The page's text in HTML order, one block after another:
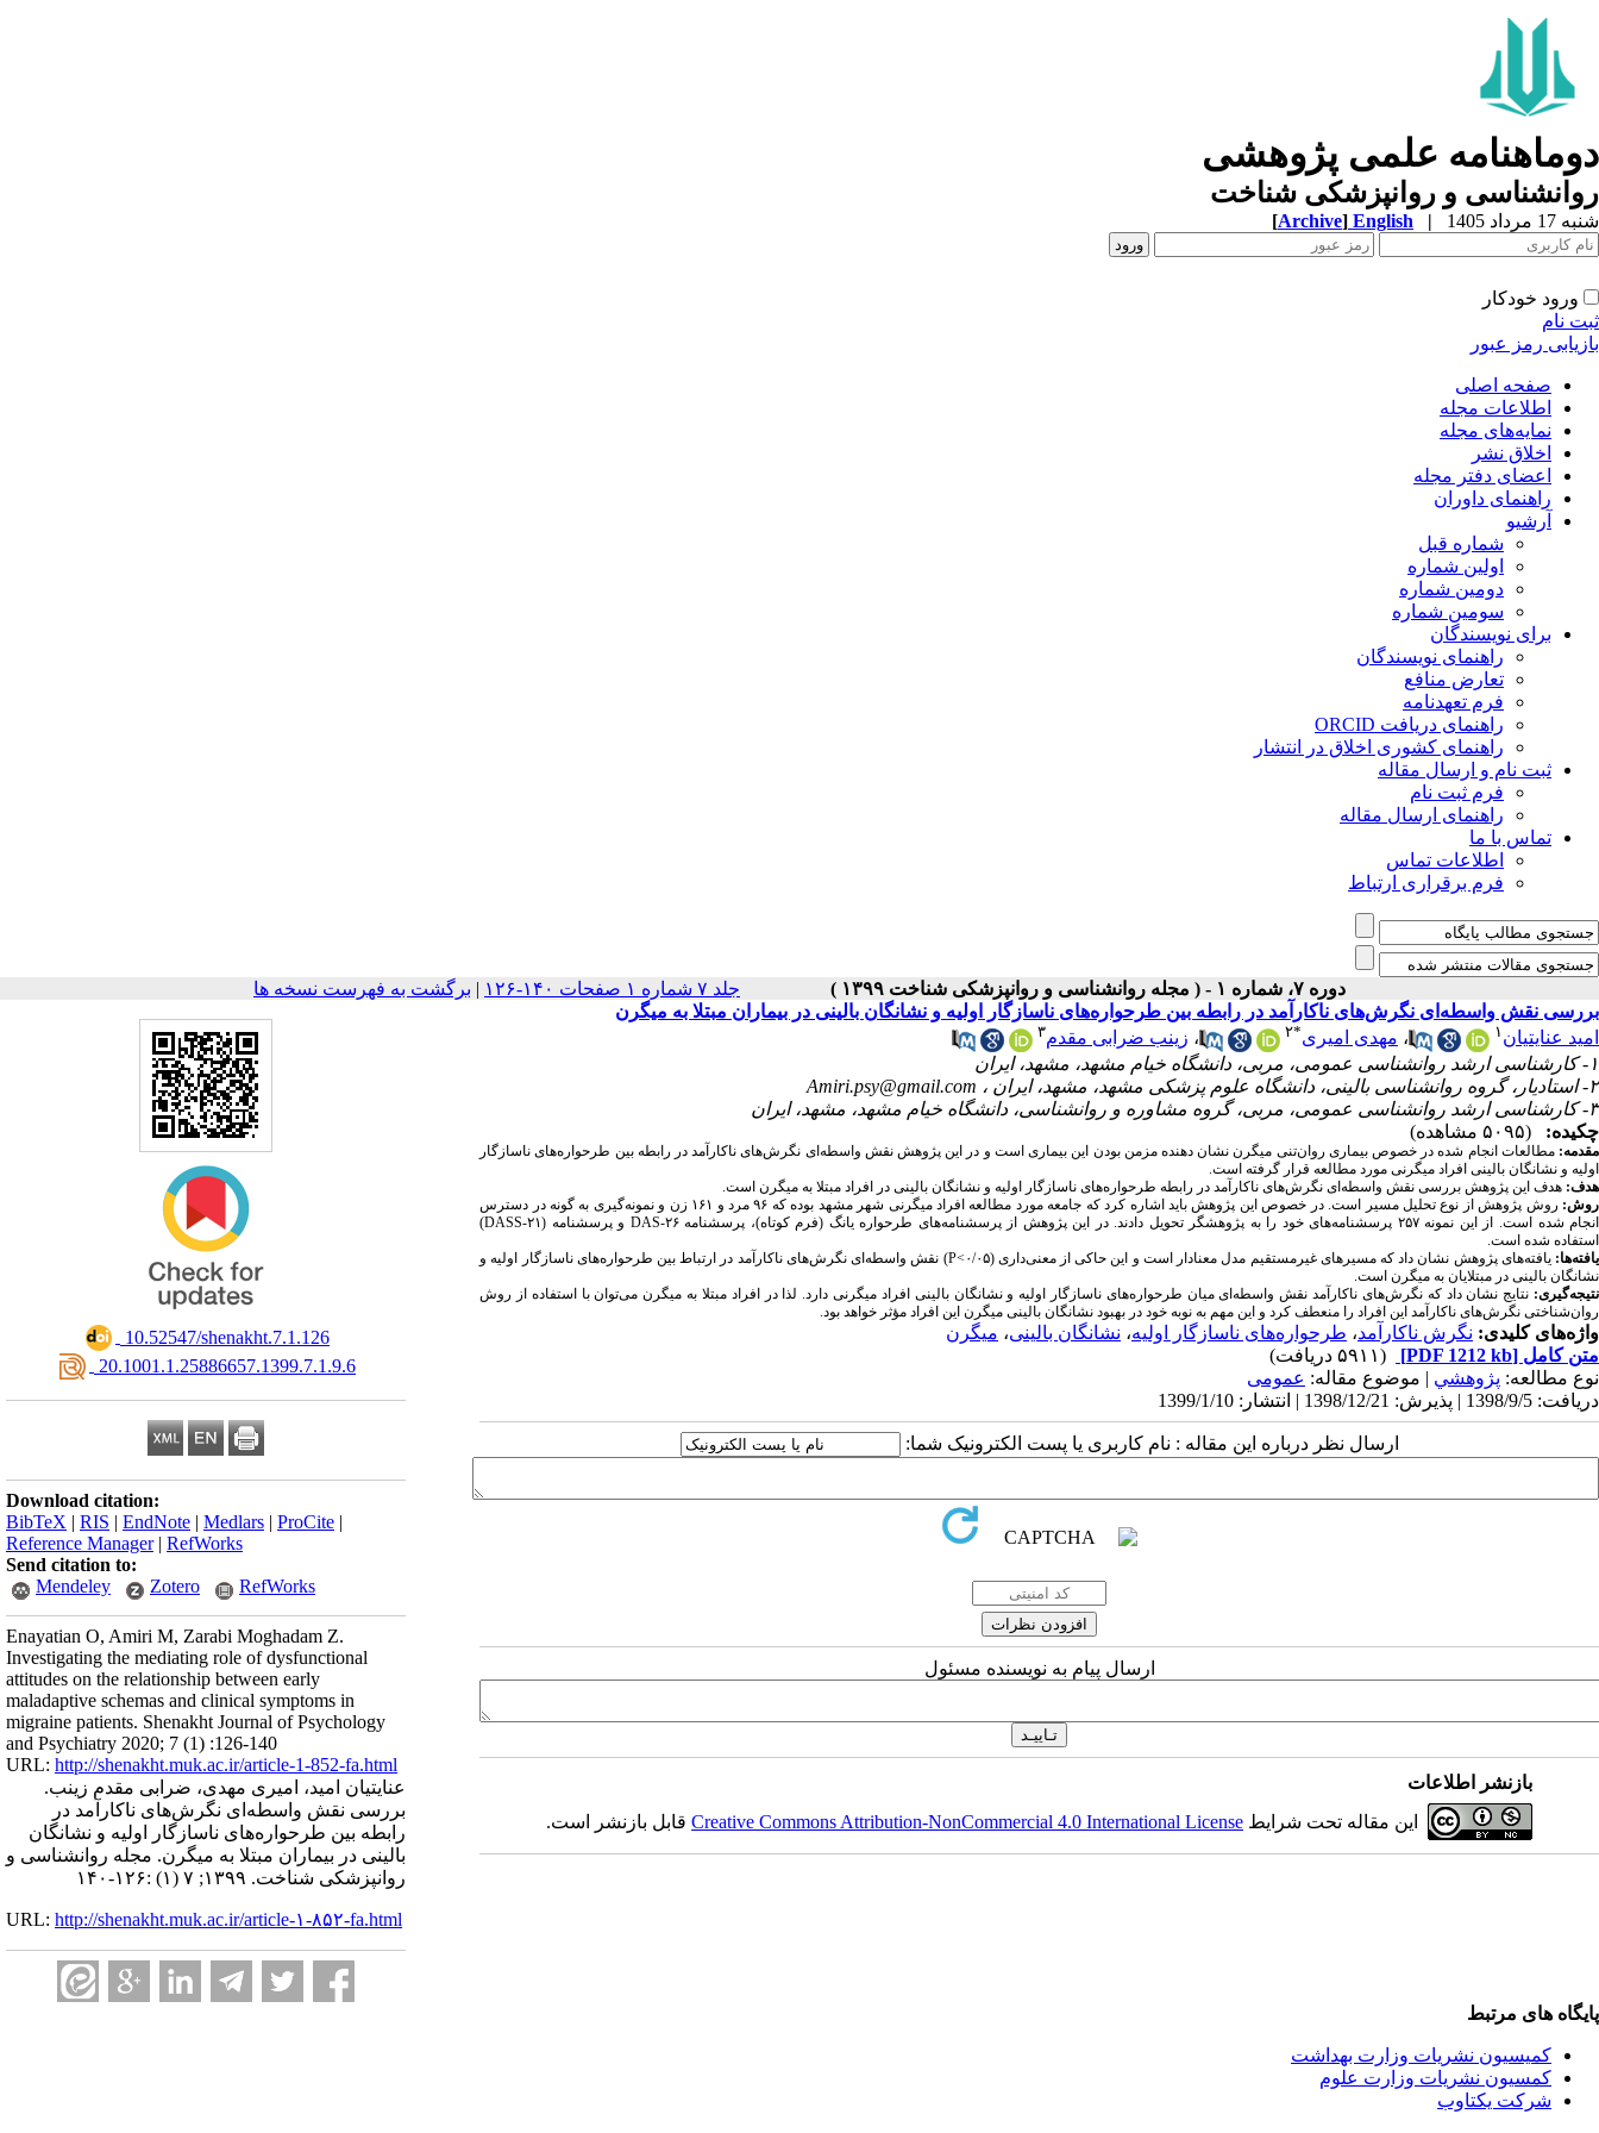
دوماهنامه علمی پژوهشی
روانشناسی و روانپزشکی شناخت
شنبه 17 مرداد 1405 |
English
[Archive]
ورود خودکار
ثبت نام
بازیابی رمز عبور
صفحه اصلی
اطلاعات مجله
نمایه‌های مجله
اخلاق نشر
اعضای دفتر مجله
راهنمای داوران
آرشیو
شماره قبل
اولین شماره
دومین شماره
سومین شماره
برای نویسندگان
راهنمای نویسندگان
تعارض منافع
فرم تعهدنامه
راهنمای دریافت ORCID
راهنمای کشوری اخلاق در انتشار
ثبت نام و ارسال مقاله
فرم ثبت نام
راهنمای ارسال مقاله
تماس با ما
اطلاعات تماس
فرم برقراری ارتباط
دوره ۷، شماره ۱ - ( مجله روانشناسی و روانپزشکی شناخت ۱۳۹۹ ) جلد ۷ شماره ۱ صفحات ۱۴۰-۱۲۶ | برگشت به فهرست نسخه ها
‎ 10.52547/shenakht.7.1.126
‎ 20.1001.1.25886657.1399.7.1.9.6
Download citation:
BibTeX | RIS | EndNote | Medlars | ProCite |
Reference Manager| RefWorks
Send citation to:
Mendeley
Zotero RefWorks
Enayatian O, Amiri M, Zarabi Moghadam Z.
Investigating the mediating role of dysfunctional
attitudes on the relationship between early
maladaptive schemas and clinical symptoms in
migraine patients. Shenakht Journal of Psychology
and Psychiatry 2020; 7 (1) :126-140
URL: http://shenakht.muk.ac.ir/article-1-852-fa.html
عنایتیان امید، امیری مهدی، ضرابی مقدم زینب.
بررسی نقش واسطه‌ای نگرش‌های ناکارآمد در
رابطه بین طرحواره‌های ناسازگار اولیه و نشانگان
بالینی در بیماران مبتلا به میگرن. مجله روانشناسی و
روانپزشکی شناخت. ۱۳۹۹; ۷ (۱) :۱۲۶-۱۴۰
URL: http://shenakht.muk.ac.ir/article-۱-۸۵۲-fa.html
بررسی نقش واسطه‌ای نگرش‌های ناکارآمد در رابطه بین طرحواره‌های ناسازگار اولیه و نشانگان بالینی در بیماران مبتلا به میگرن
امید عنایتیان ۱ ، مهدی امیری*۲ ، زینب ضرابی مقدم۳
۱- کارشناسی ارشد روانشناسی عمومی، مربی، دانشگاه خیام مشهد، مشهد، ایران
۲- استادیار، گروه روانشناسی بالینی، دانشگاه علوم پزشکی مشهد، مشهد، ایران ،
Amiri.psy@gmail.com
۳- کارشناسی ارشد روانشناسی عمومی، مربی، گروه مشاوره و روانشناسی، دانشگاه خیام مشهد، مشهد، ایران
چکیده:
(۵۰۹۵ مشاهده)
مقدمه: مطالعات انجام شده در خصوص بیماری روان‌تنی میگرن نشان دهنده مزمن بودن این بیماری است و در این پژوهش نقش واسطه‌ای نگرش‌های ناکارآمد در رابطه بین طرحواره‌های ناسازگار
اولیه و نشانگان بالینی افراد میگرنی مورد مطالعه قرار گرفته است.
هدف: هدف این پژوهش بررسی نقش واسطه‌ای نگرش‌های ناکارآمد در رابطه طرحواره‌های ناسازگار اولیه و نشانگان بالینی در افراد مبتلا به میگرن است.
روش: روش پژوهش از نوع تحلیل مسیر است.
در خصوص این پژوهش باید اشاره کرد که جامعه مورد مطالعه افراد میگرنی شهر مشهد بوده که ۹۶ مرد و ۱۶۱ زن و نمونه‌گیری به گونه در دسترس
انجام شده است. از این نمونه ۲۵۷ پرسشنامه‌های خود را به پژوهشگر تحویل دادند. در این پژوهش از پرسشنامه‌های طرحواره یانگ (فرم کوتاه)،
پرسشنامه DAS-۲۶ و پرسشنامه ( DASS-۲۱
)
استفاده شده است.
یافته‌ها: یافته‌های پژوهش نشان داد کهمسیرهای غیرمستقیم مدل معنادار است و این حاکی از معنی‌داری (۰/۰۵> P) نقش واسطه‌ای نگرش‌های ناکارآمد در ارتباط بین طرحواره‌های ناسازگار اولیه و
نشانگان بالینی در مبتلایان به میگرن است.
نتیجه‌گیری: نتایج نشان داد که نگرش‌های ناکارآمد نقش واسطه‌ای میان طرحواره‌های ناسازگار اولیه و نشانگان بالینی افراد میگرنی دارد
لذا در افراد مبتلا به میگرن می‌توان با استفاده از روش
روان‌شناختی نگرش‌های ناکارآمد این افراد را منعطف کرد و این مهم به نوبه خود در بهبود نشانگان بالینی میگرن این افراد مؤثر خواهد بود.
واژه‌های کلیدی: نگرش ناکارآمد، طرحواره‌های ناسازگار اولیه، نشانگان بالینی، میگرن
متن کامل [PDF 1212 kb]
(۵۹۱۱ دریافت)
نوع مطالعه: پژوهشي | موضوع مقاله: عمومى
دریافت: 1398/9/5 | پذیرش: 1398/12/21 | انتشار: 1399/1/10
ارسال نظر درباره این مقاله : نام کاربری یا پست الکترونیک شما:
ارسال پیام به نویسنده مسئول
بازنشر اطلاعات
این مقاله تحت شرایط Creative Commons Attribution-NonCommercial 4.0 International Licenseقابل بازنشر است.
پایگاه های مرتبط
کمیسیون نشریات وزارت بهداشت
کمسیون نشریات وزارت علوم
شرکت یکتاوب